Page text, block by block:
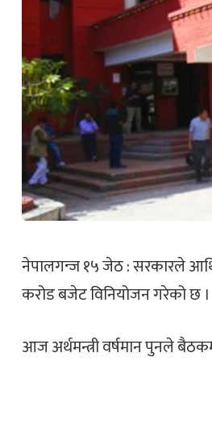
नेपालगन्ज १५ जेठ : सरकारले
करोड बजेट विनियोजन गरेको छ ।
आज अर्थमन्त्री वर्षमान पुनले